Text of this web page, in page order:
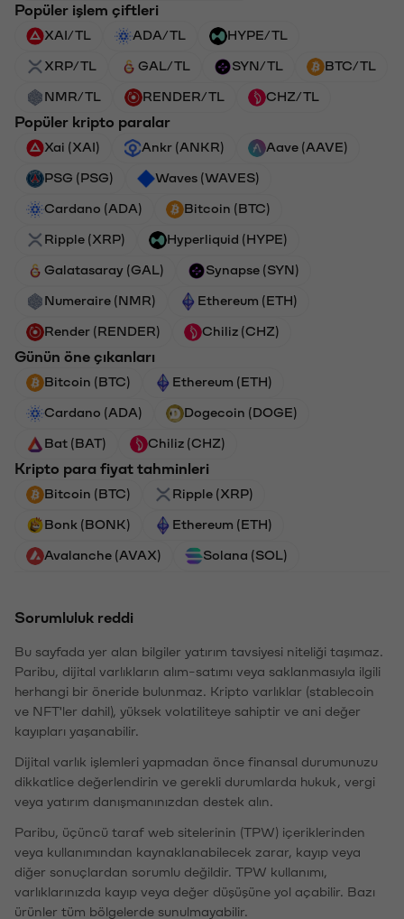
Popüler işlem çiftleri
XAI/TL ADA/TL HYPE/TL
XRP/TL GAL/TL SYN/TL BTC/TL
NMR/TL RENDER/TL CHZ/TL
Popüler kripto paralar
Xai (XAI) Ankr (ANKR) Aave (AAVE)
PSG (PSG) Waves (WAVES)
Cardano (ADA) Bitcoin (BTC)
Ripple (XRP) Hyperliquid (HYPE)
Galatasaray (GAL) Synapse (SYN)
Numeraire (NMR) Ethereum (ETH)
Render (RENDER) Chiliz (CHZ)
Günün öne çıkanları
Bitcoin (BTC) Ethereum (ETH)
Cardano (ADA) Dogecoin (DOGE)
Bat (BAT) Chiliz (CHZ)
Kripto para fiyat tahminleri
Bitcoin (BTC) Ripple (XRP)
Bonk (BONK) Ethereum (ETH)
Avalanche (AVAX) Solana (SOL)
Sorumluluk reddi
Bu sayfada yer alan bilgiler yatırım tavsiyesi niteliği taşımaz.
Paribu, dijital varlıkların alım-satımı veya saklanmasıyla ilgili
herhangi bir öneride bulunmaz. Kripto varlıklar (stablecoin
ve NFT'ler dahil), yüksek volatiliteye sahiptir ve ani değer
kayıpları yaşanabilir.
Dijital varlık işlemleri yapmadan önce finansal durumunuzu
dikkatlice değerlendirin ve gerekli durumlarda hukuk, vergi
veya yatırım danışmanınızdan destek alın.
Paribu, üçüncü taraf web sitelerinin (TPW) içeriklerinden
veya kullanımından kaynaklanabilecek zarar, kayıp veya
diğer sonuçlardan sorumlu değildir. TPW kullanımı,
varlıklarınızda kayıp veya değer düşüşüne yol açabilir. Bazı
ürünler tüm bölgelerde sunulmayabilir.